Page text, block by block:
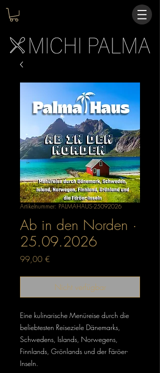
Artikelnummer: PALMAHAUS-25092026
Ab in den Norden ·
25.09.2026
99,00 €
Nicht verfügbar
Eine kulinarische Menüreise durch die
beliebtesten Reiseziele Dänemarks,
Schwedens, Islands, Norwegens,
Finnlands, Grönlands und der Färöer-
Inseln.